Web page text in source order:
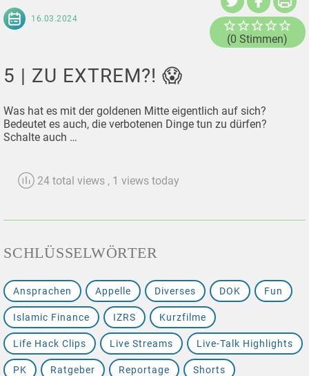
16.03.2024
(0 Stimmen)
5 | ZU EXTREM?! 😱
Was hat es mit der goldenen Mitte eigentlich auf sich?
Bedeutet es auch, die verbotenen Dinge tun zu dürfen?
Schalte auch …
24 total views , 1 views today
SCHLÜSSELWÖRTER
Ansprachen Appelle Diverses DOK Fun
Islamic Finance IZRS Kurzfilme
Life Hack Clips Live Streams Live-Talk Highlights
PK Ratgeber Reportage Shorts